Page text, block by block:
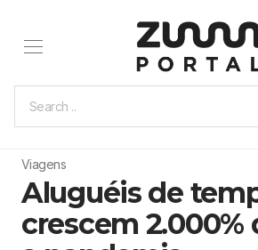
Viagens
Aluguéis de
crescem 2.000%